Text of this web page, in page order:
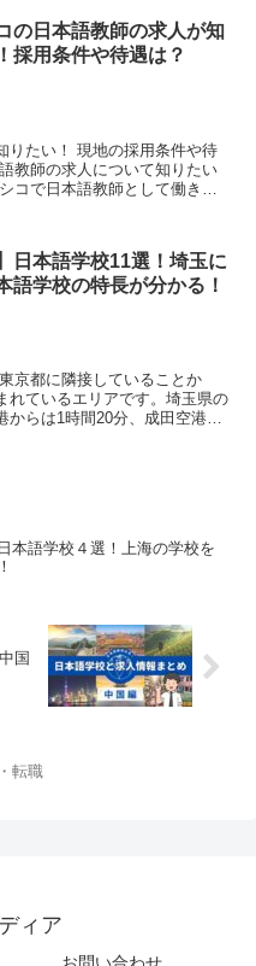
の日本語教師の求人が知
採用条件や待遇は？
採用条件や待
日本語学校11選！埼玉に
語学校の特長が分かる！
れているエリアです。埼玉県の
らは1時間20分、成田空港か
本語学校４選！上海の学校を
国
転職
ィア
お問い合わせ